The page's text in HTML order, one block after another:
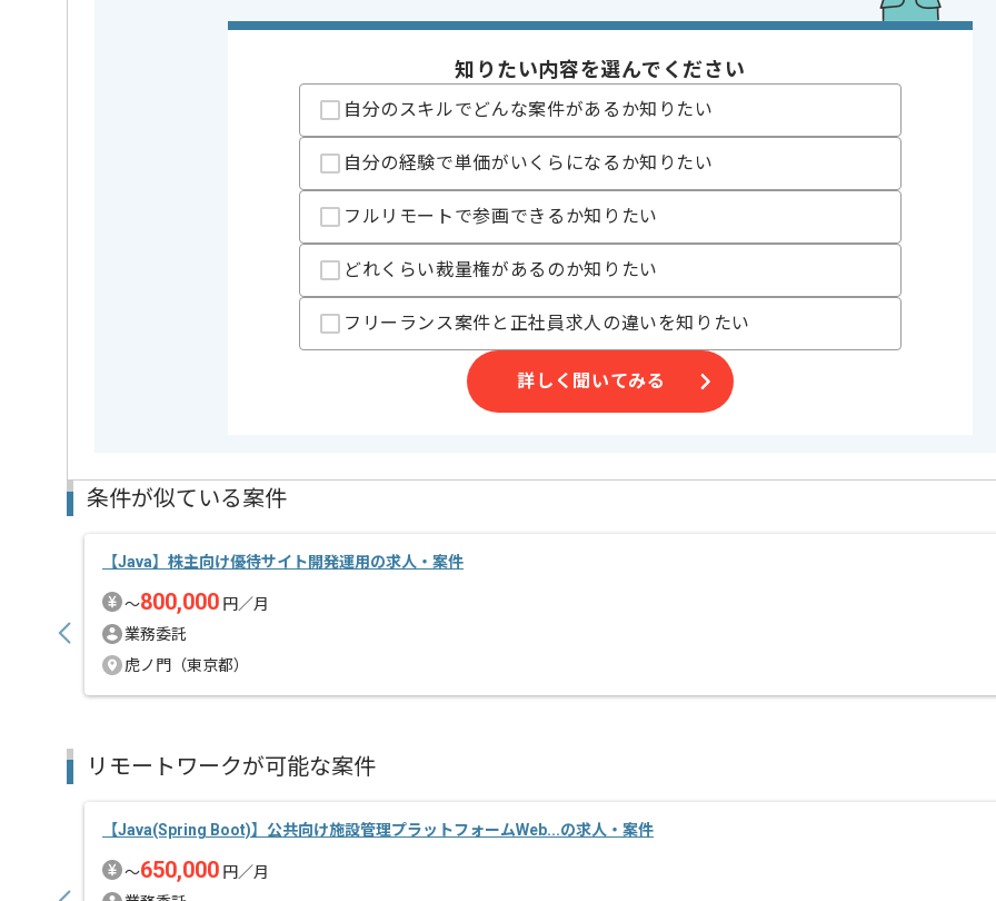
この案件のポイント 業務内容
サーバーサイド開発 , 受託開発
高還元SES事業、ITフリーランスエージェント事業等を展開しており、
レバテックの実績がある企業の案件でございます
今回はMicroservices開発案件に携わっていただきます。
Javaを用いた開発経験を活かしたい方にお勧めです。
基本的には常駐での作業を見込んでおります。
チームでの開発が得意な方にマッチします。
知りたい内容を選んでください
自分のスキルでどんな案件があるか知りたい
自分の経験で単価がいくらになるか知りたい
フルリモートで参画できるか知りたい
どれくらい裁量権があるのか知りたい
フリーランス案件と正社員求人の違いを知りたい
詳しく聞いてみる
条件が似ている案件
【Java】株主向け優待サイト開発運用の求人・案件
〜800,000 円／月
業務委託
虎ノ門（東京都）
リモートワークが可能な案件
【Java(Spring Boot)】公共向け施設管理プラットフォームWeb...の求人・案件
〜650,000 円／月